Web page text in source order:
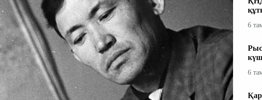
6
6